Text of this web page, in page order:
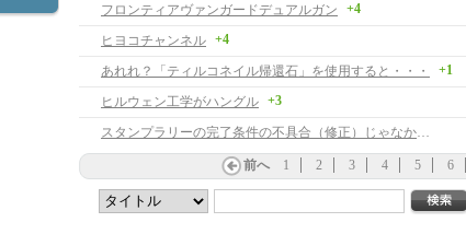
フロンティアヴァンガードデュアルガン
+4
ヒヨコチャンネル +4
あれれ？「ティルコネイル帰還石」を使用すると・・・
+1
ヒルウェン工学がハングル +3
スタンプラリーの完了条件の不具合（修正）じゃなかったかも？
前へ 1 2 3 4 5 6